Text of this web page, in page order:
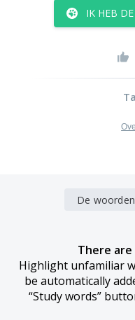
IK HEB
De woorden
There
Highlight unfamiliar
be automatically
“Study words”